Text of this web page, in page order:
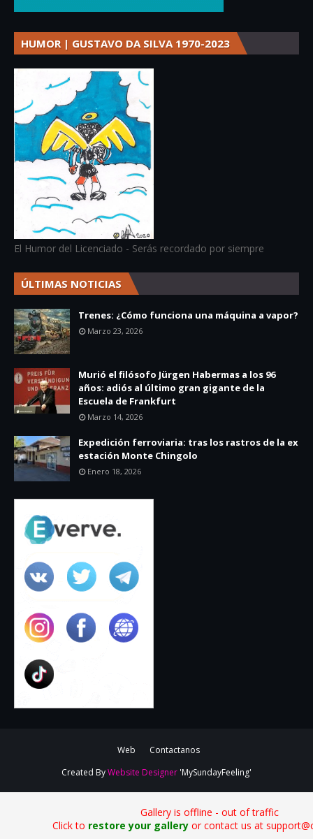
HUMOR | GUSTAVO DA SILVA 1970-2023
El Humor del Licenciado - Serás recordado por siempre
ÚLTIMAS NOTICIAS
Trenes: ¿Cómo funciona una máquina a vapor?
Marzo 23, 2026
Murió el filósofo Jürgen Habermas a los 96
años: adiós al último gran gigante de la
Escuela de Frankfurt
Marzo 14, 2026
Expedición ferroviaria: tras los rastros de la ex
estación Monte Chingolo
Enero 18, 2026
Web
Contactanos
Created ByWebsite Designer 'MySundayFeeling'
Gallery is offline - out of traffic
Click to restore your galleryor contact us at